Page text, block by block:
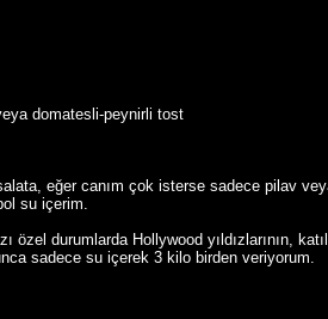
domatesli-peynirli tost
eğer canım çok isterse sadece pilav
su içerim.
özel durumlarda Hollywood yıldızlarının,
sadece su içerek 3 kilo birden veriyorum.